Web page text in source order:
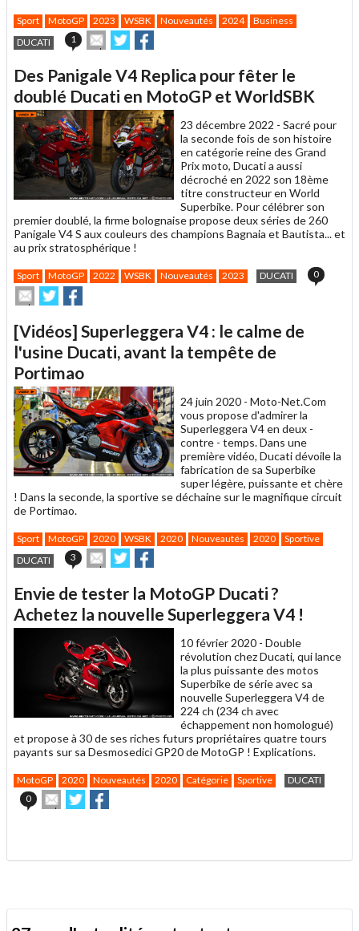
Sport MotoGP 2023 WSBK Nouveautés 2024
Business
DUCATI
1
Envoyer
cet
à
un
ami
Partager
sur sur
Des Panigale V4 Replica pour fêter le
doublé Ducati en MotoGP et WorldSBK
23 décembre 2022 - Sacré pour
la seconde fois de son histoire
en catégorie reine des Grand
Prix moto, Ducati a aussi
décroché en 2022 son 18ème
titre constructeur en World
Superbike. Pour célébrer son
premier doublé, la firme bolognaise propose deux séries de 260
Panigale V4 S aux couleurs des champions Bagnaia et Bautista... et
au prix stratosphérique !
Sport MotoGP 2022 WSBK Nouveautés 2023 DUCATI 0
Envoyer
cet
à
un
ami
Partager
sur
sur
[Vidéos] Superleggera V4 : le calme de
l'usine Ducati, avant la tempête de
Portimao
24 juin 2020 - Moto-Net.Com
vous propose d'admirer la
Superleggera V4 en deux -
contre - temps. Dans une
première vidéo, Ducati dévoile la
fabrication de sa Superbike
super légère, puissante et chère
! Dans la seconde, la sportive se déchaine sur le magnifique circuit
de Portimao.
Sport MotoGP 2020 WSBK 2020 Nouveautés 2020
Sportive
DUCATI
3
Envoyer
cet
à
un
ami
Partager
sur sur
Envie de tester la MotoGP Ducati ?
Achetez la nouvelle Superleggera V4 !
10 février 2020 - Double
révolution chez Ducati, qui lance
la plus puissante des motos
Superbike de série avec sa
nouvelle Superleggera V4 de
224 ch (234 ch avec
échappement non homologué)
et propose à 30 de ses riches futurs propriétaires quatre tours
payants sur sa Desmosedici GP20 de MotoGP ! Explications.
MotoGP 2020 Nouveautés 2020 Catégorie Sportive
DUCATI
0
Envoyer
cet
ami
Partager
sur sur